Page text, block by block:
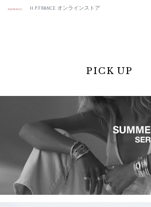
H.P.FRANCE オンラインストア
PICK UP